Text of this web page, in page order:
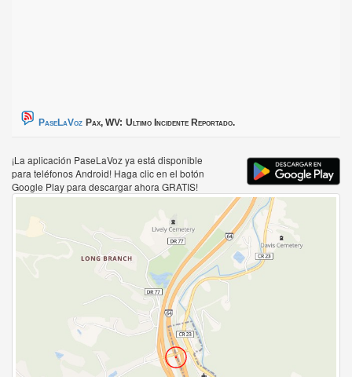
PaseLaVoz Pax, WV: Ultimo Incidente Reportado.
¡La aplicación PaseLaVoz ya está disponible
para teléfonos Android! Haga clic en el botón
Google Play para descargar ahora GRATIS!